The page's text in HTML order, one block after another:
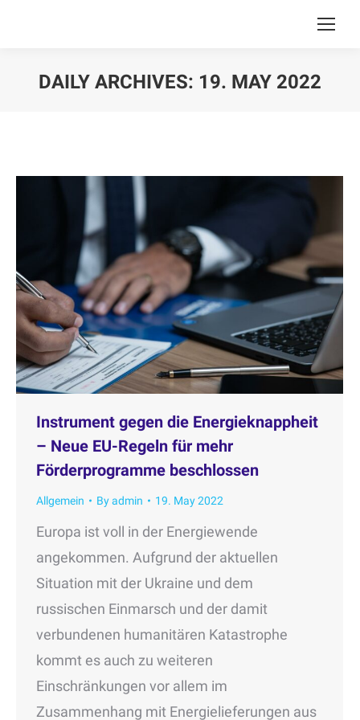
DAILY ARCHIVES: 19. MAY 2022
Instrument gegen die Energieknappheit
– Neue EU-Regeln für mehr
Förderprogramme beschlossen
Allgemein Byadmin 19. May 2022
Europa ist voll in der Energiewende
angekommen. Aufgrund der aktuellen
Situation mit der Ukraine und dem
russischen Einmarsch und der damit
verbundenen humanitären Katastrophe
kommt es auch zu weiteren
Einschränkungen vor allem im
Zusammenhang mit Energielieferungen aus